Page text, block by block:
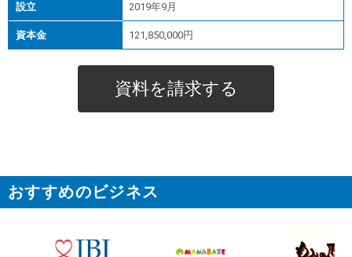
設立 2019年9月
資本金 121,850,000円
資料を請求する
おすすめのビジネス